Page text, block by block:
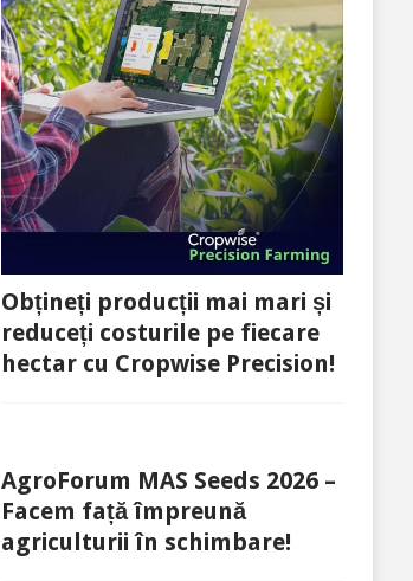
Obțineți producții mai mari și
reduceți costurile pe fiecare
hectar cu Cropwise Precision!
AgroForum MAS Seeds 2026 –
Facem față împreună
agriculturii în schimbare!